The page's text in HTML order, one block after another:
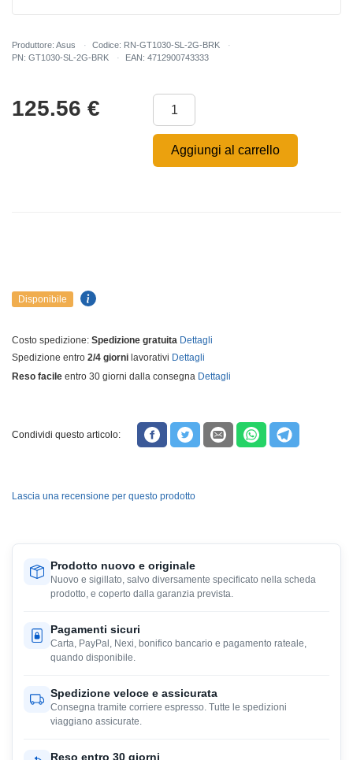
Produttore: Asus
Codice: RN-GT1030-SL-2G-BRK
PN: GT1030-SL-2G-BRK
EAN: 4712900743333
125.56 €
Aggiungi al carrello
Disponibile
Costo spedizione: Spedizione gratuita Dettagli
Spedizione entro 2/4 giorni lavorativi Dettagli
Reso facile entro 30 giorni dalla consegna Dettagli
Condividi questo articolo:
Lascia una recensione per questo prodotto
Prodotto nuovo e originale
Nuovo e sigillato, salvo diversamente specificato nella scheda
prodotto, e coperto dalla garanzia prevista.
Pagamenti sicuri
Carta, PayPal, Nexi, bonifico bancario e pagamento rateale,
quando disponibile.
Spedizione veloce e assicurata
Consegna tramite corriere espresso. Tutte le spedizioni
viaggiano assicurate.
Reso entro 30 giorni